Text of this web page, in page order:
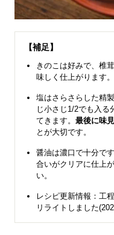
【補足】
きのこは好みで、椎
味しく仕上がります。
塩はさらさらした精
じ小さじ1/2でも入る
てきます。 最後に味
とが大切です。
醤油は濃口で十分で
合いがクリアに仕上
い。
レシピ更新情報：工
リライトしました